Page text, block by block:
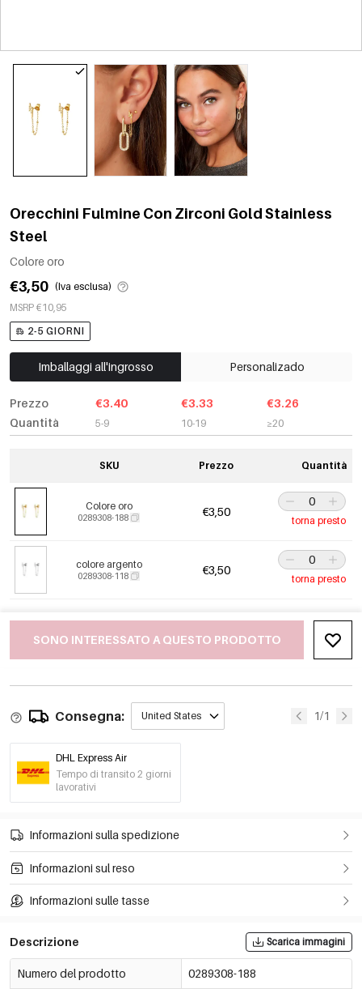
Orecchini Fulmine Con Zirconi Gold Stainless
Steel
Colore oro
€3,50 (Iva esclusa)
MSRP €10,95
2-5 GIORNI
Imballaggi all'ingrosso Personalizado
Prezzo
Quantità
€3.40
5-9
€3.33
10-19
€3.26
≥20
SKU Prezzo Quantità
Colore oro
0289308-188 €3,50
torna presto
colore argento
0289308-118 €3,50
torna presto
SONO INTERESSATO A QUESTO PRODOTTO
Consegna: United States 1/1
DHL Express Air
Tempo di transito 2 giorni
lavorativi
Informazioni sulla spedizione
Informazioni sul reso
Informazioni sulle tasse
Descrizione Scarica immagini
Numero del prodotto 0289308-188